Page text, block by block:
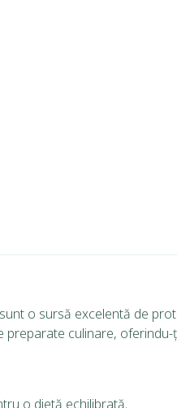
o sursă excelentă de
culinare, oferindu-
o dietă echilibrată.